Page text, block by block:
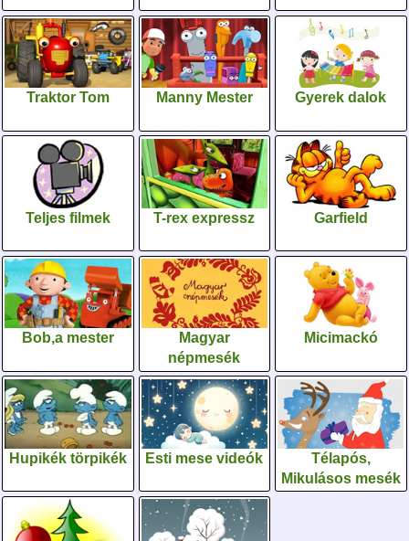
Traktor Tom Manny Mester Gyerek dalok
Teljes filmek T-rex expressz Garfield
Bob,a mester
Magyar
népmesék
Micimackó
Hupikék törpikék Esti mese videók
Télapós,
Mikulásos mesék